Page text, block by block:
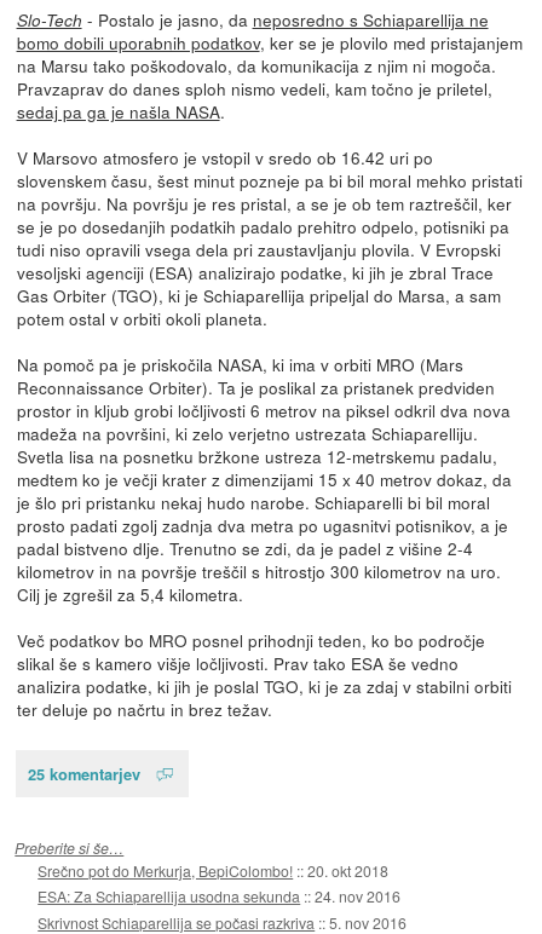
Slo-Tech - Postalo je jasno, da neposredno s Schiaparellija ne
bomo dobili uporabnih podatkov, ker se je plovilo med pristajanjem
na Marsu tako poškodovalo, da komunikacija z njim ni mogoča.
Pravzaprav do danes sploh nismo vedeli, kam točno je priletel,
sedaj pa ga je našla NASA.
V Marsovo atmosfero je vstopil v sredo ob 16.42 uri po
slovenskem času, šest minut pozneje pa bi bil moral mehko pristati
na površju. Na površju je res pristal, a se je ob tem raztreščil, ker
se je po dosedanjih podatkih padalo prehitro odpelo, potisniki pa
tudi niso opravili vsega dela pri zaustavljanju plovila. V Evropski
vesoljski agenciji (ESA) analizirajo podatke, ki jih je zbral Trace
Gas Orbiter (TGO), ki je Schiaparellija pripeljal do Marsa, a sam
potem ostal v orbiti okoli planeta.
Na pomoč pa je priskočila NASA, ki ima v orbiti MRO (Mars
Reconnaissance Orbiter). Ta je poslikal za pristanek predviden
prostor in kljub grobi ločljivosti 6 metrov na piksel odkril dva nova
madeža na površini, ki zelo verjetno ustrezata Schiaparelliju.
Svetla lisa na posnetku bržkone ustreza 12-metrskemu padalu,
medtem ko je večji krater z dimenzijami 15 x 40 metrov dokaz, da
je šlo pri pristanku nekaj hudo narobe. Schiaparelli bi bil moral
prosto padati zgolj zadnja dva metra po ugasnitvi potisnikov, a je
padal bistveno dlje. Trenutno se zdi, da je padel z višine 2-4
kilometrov in na površje treščil s hitrostjo 300 kilometrov na uro.
Cilj je zgrešil za 5,4 kilometra.
Več podatkov bo MRO posnel prihodnji teden, ko bo področje
slikal še s kamero višje ločljivosti. Prav tako ESA še vedno
analizira podatke, ki jih je poslal TGO, ki je za zdaj v stabilni orbiti
ter deluje po načrtu in brez težav.
25 komentarjev
Preberite si še…
Srečno pot do Merkurja, BepiColombo! ::20. okt 2018
ESA: Za Schiaparellija usodna sekunda ::24. nov 2016
Skrivnost Schiaparellija se počasi razkriva ::5. nov 2016